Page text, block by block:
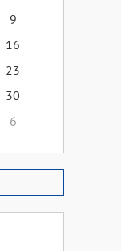
9
16
23
30
6